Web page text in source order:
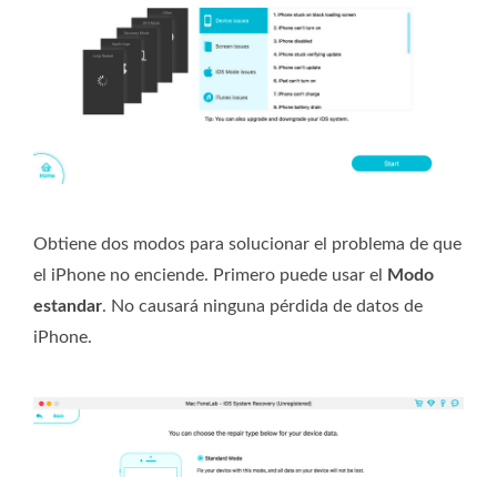
Obtiene dos modos para solucionar el problema de que
el iPhone no enciende. Primero puede usar el
Modo
estandar. No causará ninguna pérdida de datos de
iPhone.